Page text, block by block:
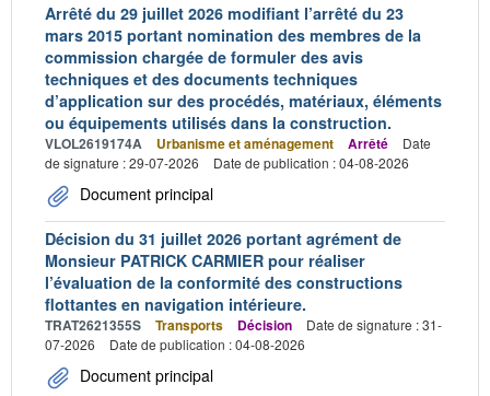
Arrêté du 29 juillet 2026 modifiant l’arrêté du 23
mars 2015 portant nomination des membres de la
commission chargée de formuler des avis
techniques et des documents techniques
d’application sur des procédés, matériaux, éléments
ou équipements utilisés dans la construction.
VLOL2619174A Urbanisme et aménagement Arrêté
Date
de signature : 29-07-2026
Date de publication : 04-08-2026
Document principal
Décision du 31 juillet 2026 portant agrément de
Monsieur PATRICK CARMIER pour réaliser
l’évaluation de la conformité des constructions
flottantes en navigation intérieure.
TRAT2621355S Transports Décision
Date de signature : 31-
07-2026
Date de publication : 04-08-2026
Document principal